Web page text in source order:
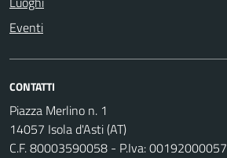
Eventi
CONTATTI
Piazza Merlino n. 1
14057 Isola d'Asti (AT)
C.F. 80003590058 - P.Iva: 00192000057